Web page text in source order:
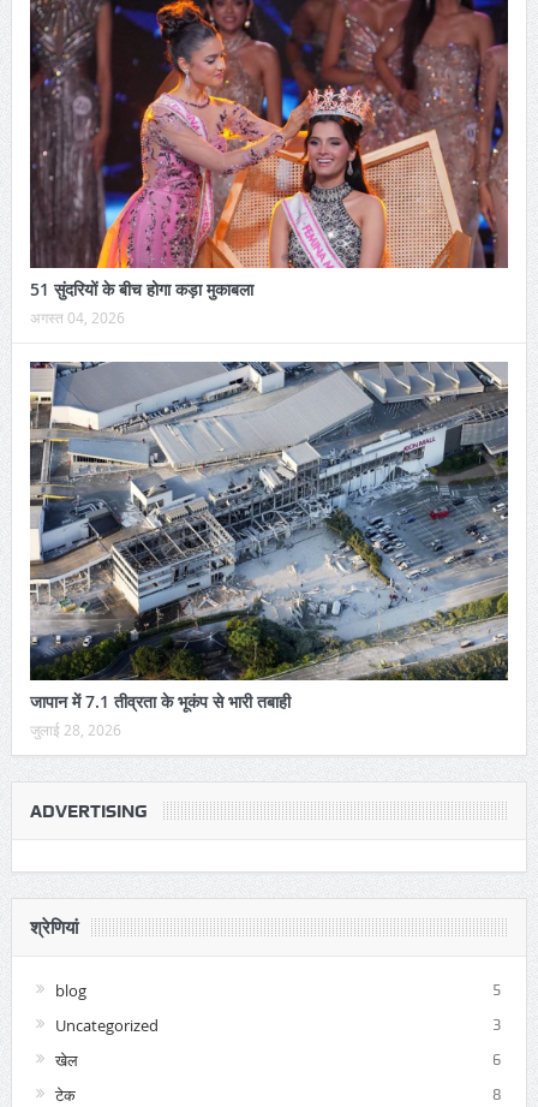
51 सुंदरियों के बीच होगा कड़ा मुकाबला
अगस्त 04, 2026
जापान में 7.1 तीव्रता के भूकंप से भारी तबाही
जुलाई 28, 2026
ADVERTISING
श्रेणियां
blog 5
Uncategorized 3
खेल 6
टेक 8